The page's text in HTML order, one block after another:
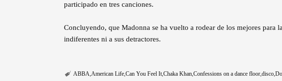
participado en tres canciones.
Concluyendo, que Madonna se ha vuelto a rodear de los mejores para
indiferentes ni a sus detractores.
ABBA American Life Can You Feel It Chaka Khan Confessions on a dance floor disco